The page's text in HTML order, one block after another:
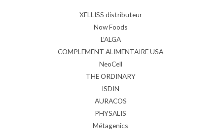
XELLISS distributeur
Now Foods
L’ALGA
COMPLEMENT ALIMENTAIRE USA
NeoCell
THE ORDINARY
ISDIN
AURACOS
PHYSALIS
Métagenics